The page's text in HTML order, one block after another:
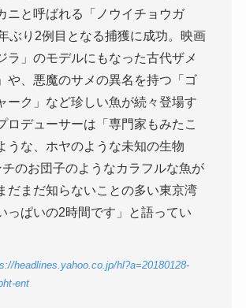
ニと呼ばれる「ノウイチョウガ
ぶり2例目となる捕獲に成功。映画
ラ」のモデルにもなった古代ザメ
や、悪魔のサメの異名を持つ「ゴ
ーク」など珍しい魚が続々登場す
ロデューサーは「専門家もみたこ
うな、ホヤのような未知の生物
のお団子のようなカラフルな魚が
だまだ知らないことの多い東京湾
っぱいの2時間です」と語ってい
headlines.yahoo.co.jp/hl?a=20180128-
ent